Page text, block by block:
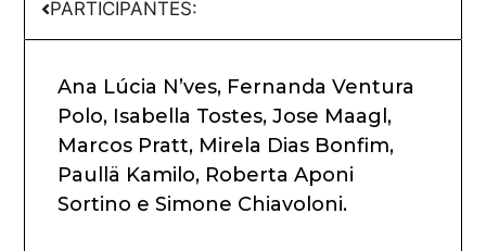
PARTICIPANTES:
Ana Lúcia N’ves, Fernanda Ventura
Polo, Isabella Tostes, Jose Maagl,
Marcos Pratt, Mirela Dias Bonfim,
Paullä Kamilo, Roberta Aponi
Sortino e Simone Chiavoloni.